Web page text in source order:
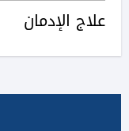
علاج الإدمان